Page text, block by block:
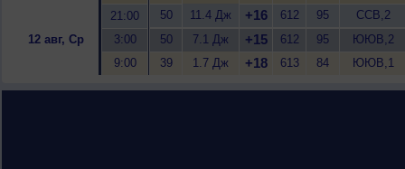
21:00
50 11.4 Дж +16 612 95
ССВ,2
12 авг, Ср
3:00 50 7.1 Дж +15 612 95
ЮЮВ,2
9:00
39 1.7 Дж +18 613 84 ЮЮВ,1